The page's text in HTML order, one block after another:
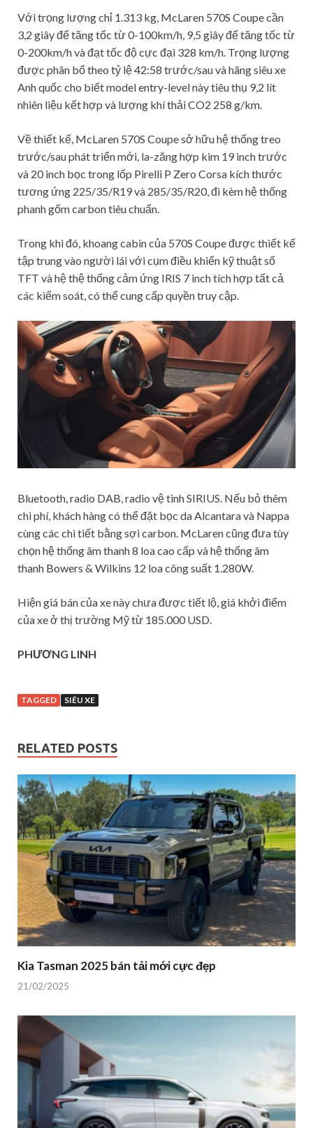
Với trọng lượng chỉ 1.313 kg, McLaren 570S Coupe cần
3,2 giây để tăng tốc từ 0-100km/h, 9,5 giây để tăng tốc từ
0-200km/h và đạt tốc độ cực đại 328 km/h. Trọng lượng
được phân bổ theo tỷ lệ 42:58 trước/sau và hãng siêu xe
Anh quốc cho biết model entry-level này tiêu thụ 9,2 lít
nhiên liệu kết hợp và lượng khí thải CO2 258 g/km.
Về thiết kế, McLaren 570S Coupe sở hữu hệ thống treo
trước/sau phát triển mới, la-zăng hợp kim 19 inch trước
và 20 inch bọc trong lốp Pirelli P Zero Corsa kích thước
tương ứng 225/35/R19 và 285/35/R20, đi kèm hệ thống
phanh gốm carbon tiêu chuẩn.
Trong khi đó, khoang cabin của 570S Coupe được thiết kế
tập trung vào người lái với cụm điều khiển kỹ thuật số
TFT và hệ thệ thống cảm ứng IRIS 7 inch tích hợp tất cả
các kiểm soát, có thể cung cấp quyền truy cập.
Bluetooth, radio DAB, radio vệ tinh SIRIUS. Nếu bỏ thêm
chi phí, khách hàng có thể đặt bọc da Alcantara và Nappa
cùng các chi tiết bằng sợi carbon. McLaren cũng đưa tùy
chọn hệ thống âm thanh 8 loa cao cấp và hệ thống âm
thanh Bowers & Wilkins 12 loa công suất 1.280W.
Hiện giá bán của xe này chưa được tiết lộ, giá khởi điểm
của xe ở thị trường Mỹ từ 185.000 USD.
PHƯƠNG LINH
TAGGED SIÊU XE
RELATED POSTS
Kia Tasman 2025 bán tải mới cực đẹp
21/02/2025